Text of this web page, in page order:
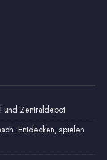
und Zentraldepot
Entdecken, spielen